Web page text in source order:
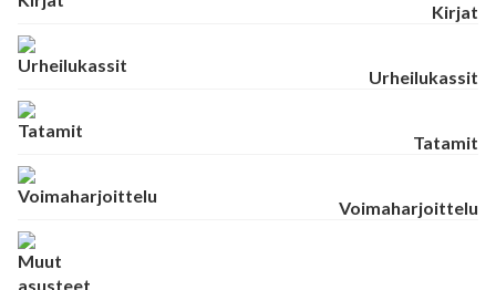
Kirjat
Urheilukassit
Tatamit
Voimaharjoittelu